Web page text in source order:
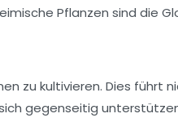
Pflanzen sind die
zu kultivieren. Dies führt
gegenseitig